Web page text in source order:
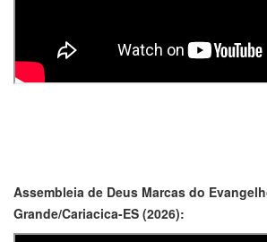
Assembleia de Deus Marcas do
Grande/Cariacica-ES (2026):